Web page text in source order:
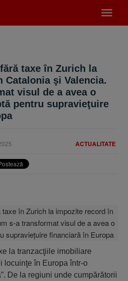
meniu
taxe în Zurich la
Catalonia şi Valencia.
visul de a avea o
pentru supravieţuire
ACTUALITATE
la tranzacţiile imobiliare
locuinţe în Europa într-o
De la regiuni unde cumpărătorii